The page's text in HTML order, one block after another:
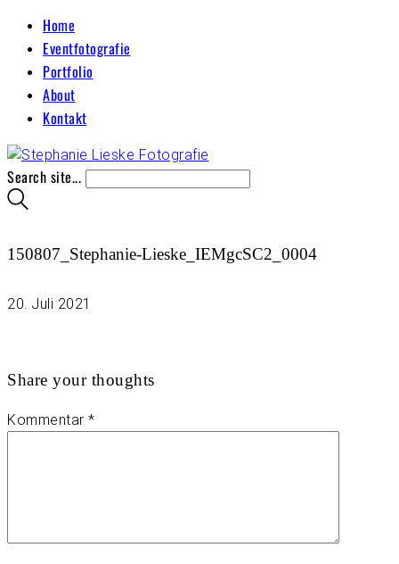
Home
Eventfotografie
Portfolio
About
Kontakt
Search site...
150807_Stephanie-Lieske_IEMgcSC2_0004
20. Juli 2021
Share your thoughts
Kommentar *